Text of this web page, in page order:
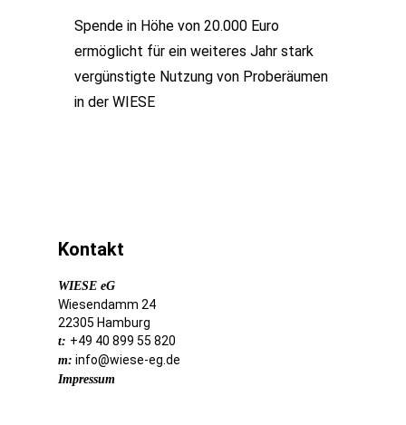
Spende in Höhe von 20.000 Euro
ermöglicht für ein weiteres Jahr stark
vergünstigte Nutzung von Proberäumen
in der WIESE
Kontakt
WIESE eG
Wiesendamm 24
22305 Hamburg
t: +49 40 899 55 820
m: info@wiese-eg.de
Impressum